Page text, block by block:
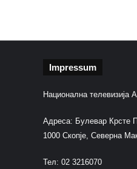
Impressum
Национална телевизија
Адреса: Булевар Крсте
1000 Скопје, Северна
Тел: 02 3216070